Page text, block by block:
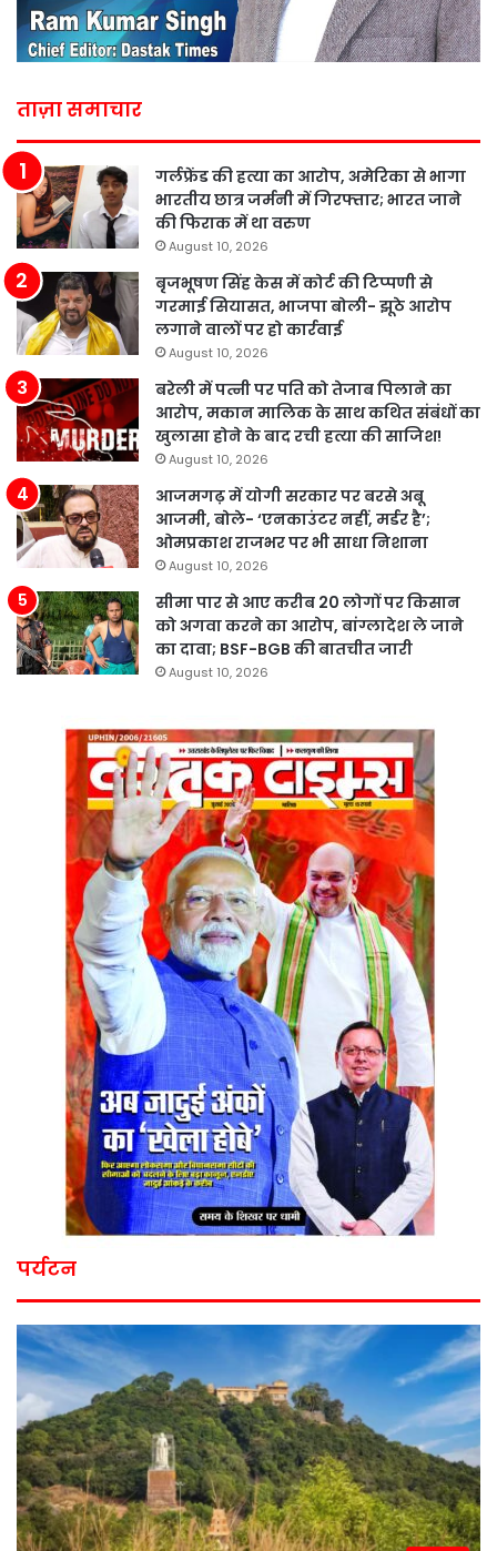
ताज़ा समाचार
गर्लफ्रेंड की हत्या का आरोप, अमेरिका से भागा
भारतीय छात्र जर्मनी में गिरफ्तार; भारत जाने
की फिराक में था वरुण
August 10, 2026
बृजभूषण सिंह केस में कोर्ट की टिप्पणी से
गरमाई सियासत, भाजपा बोली- झूठे आरोप
लगाने वालों पर हो कार्रवाई
August 10, 2026
बरेली में पत्नी पर पति को तेजाब पिलाने का
आरोप, मकान मालिक के साथ कथित संबंधों का
खुलासा होने के बाद रची हत्या की साजिश!
August 10, 2026
आजमगढ़ में योगी सरकार पर बरसे अबू
आजमी, बोले- ‘एनकाउंटर नहीं, मर्डर है’;
ओमप्रकाश राजभर पर भी साधा निशाना
August 10, 2026
सीमा पार से आए करीब 20 लोगों पर किसान
को अगवा करने का आरोप, बांग्लादेश ले जाने
का दावा; BSF-BGB की बातचीत जारी
August 10, 2026
पर्यटन